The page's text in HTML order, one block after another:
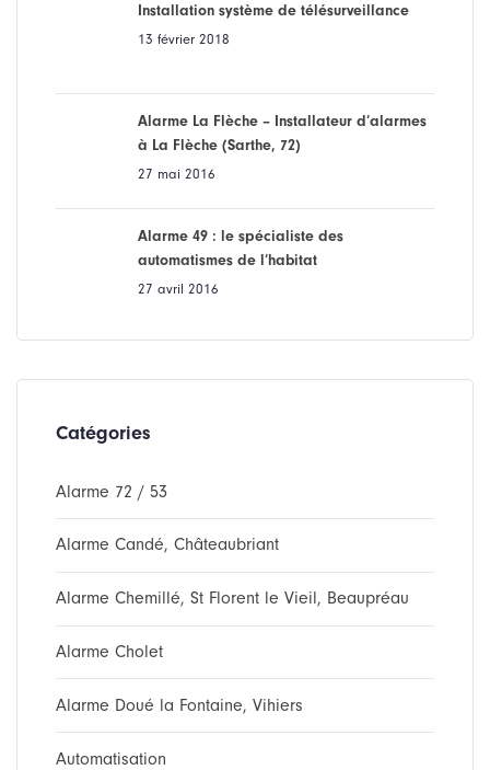
Installation système de télésurveillance
13 février 2018
Alarme La Flèche – Installateur d’alarmes
à La Flèche (Sarthe, 72)
27 mai 2016
Alarme 49 : le spécialiste des
automatismes de l’habitat
27 avril 2016
Catégories
Alarme 72 / 53
Alarme Candé, Châteaubriant
Alarme Chemillé, St Florent le Vieil, Beaupréau
Alarme Cholet
Alarme Doué la Fontaine, Vihiers
Automatisation